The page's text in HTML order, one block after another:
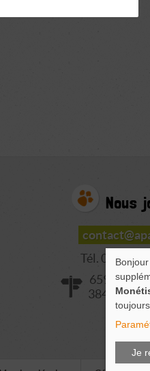
Nous
Tél. 04 76 77
659 Route
38420 LE
Je